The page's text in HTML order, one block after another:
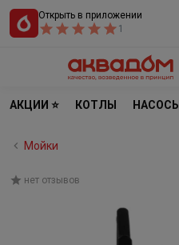
Открыть в приложении
1
АКЦИИ ⭐ КОТЛЫ НАСОСЫ
Мойки
нет отзывов